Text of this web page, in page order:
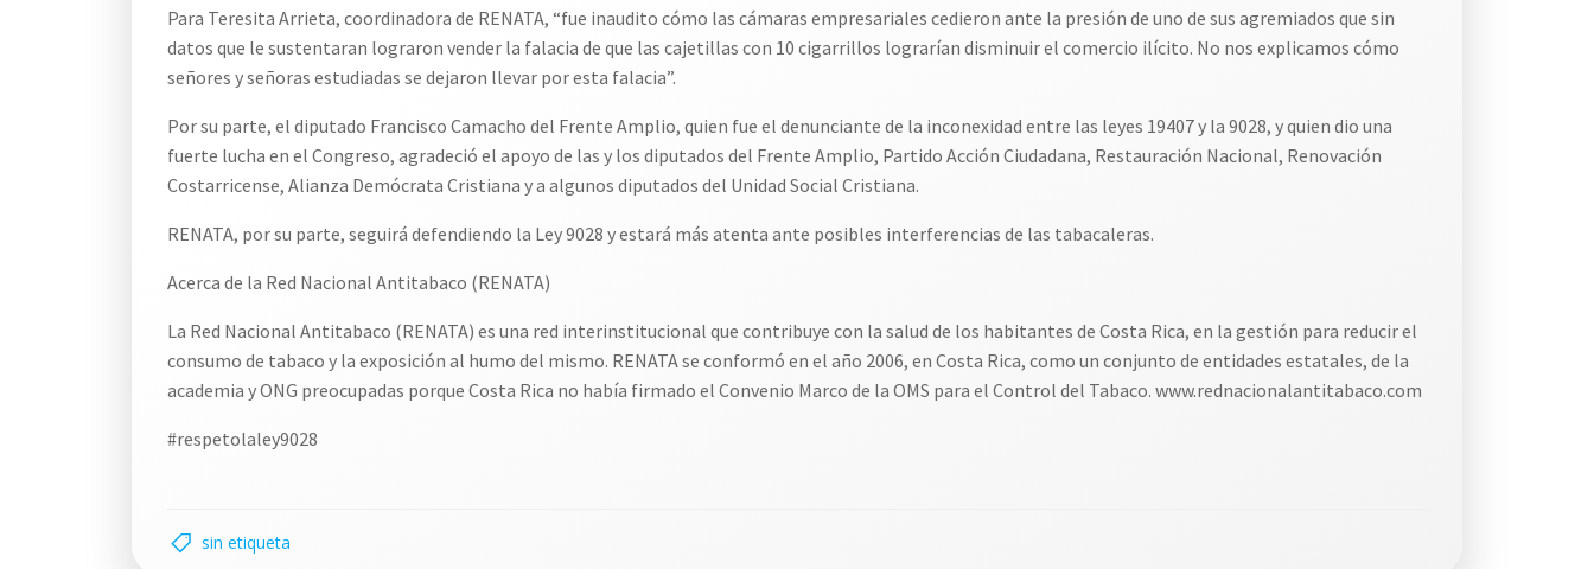
Para Teresita Arrieta, coordinadora de RENATA, “fue inaudito cómo las cámaras empresariales cedieron ante la presión de uno de sus agremiados que sin
datos que le sustentaran lograron vender la falacia de que las cajetillas con 10 cigarrillos lograrían disminuir el comercio ilícito. No nos explicamos cómo
señores y señoras estudiadas se dejaron llevar por esta falacia”.
Por su parte, el diputado Francisco Camacho del Frente Amplio, quien fue el denunciante de la inconexidad entre las leyes 19407 y la 9028, y quien dio una
fuerte lucha en el Congreso, agradeció el apoyo de las y los diputados del Frente Amplio, Partido Acción Ciudadana, Restauración Nacional, Renovación
Costarricense, Alianza Demócrata Cristiana y a algunos diputados del Unidad Social Cristiana.
RENATA, por su parte, seguirá defendiendo la Ley 9028 y estará más atenta ante posibles interferencias de las tabacaleras.
Acerca de la Red Nacional Antitabaco (RENATA)
La Red Nacional Antitabaco (RENATA) es una red interinstitucional que contribuye con la salud de los habitantes de Costa Rica, en la gestión para reducir el
consumo de tabaco y la exposición al humo del mismo. RENATA se conformó en el año 2006, en Costa Rica, como un conjunto de entidades estatales, de la
academia y ONG preocupadas porque Costa Rica no había firmado el Convenio Marco de la OMS para el Control del Tabaco. www.rednacionalantitabaco.com
#respetolaley9028
sin etiqueta